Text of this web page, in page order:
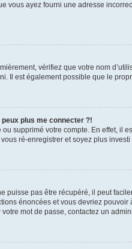
vous ayez fourni une adresse
vérifiez que votre nom
Il est également possible que le
plus me connecter ?!
ou supprimé votre compte. En effet,
ré-enregistrer et soyez plus investi
puisse pas être récupéré, il peut
énoncées et vous devriez pouvoir
mot de passe, contactez un